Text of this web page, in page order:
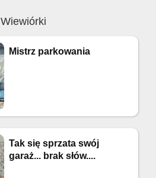
Wiewiórki
Mistrz parkowania
Tak się sprzata swój
garaż... brak słów....